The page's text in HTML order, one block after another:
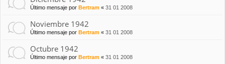
Último mensaje por Bertram « 31 01 2008
Noviembre 1942
Último mensaje por Bertram « 31 01 2008
Octubre 1942
Último mensaje por Bertram « 31 01 2008